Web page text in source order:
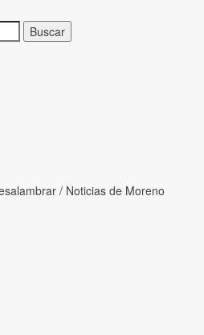
/ Noticias de Moreno